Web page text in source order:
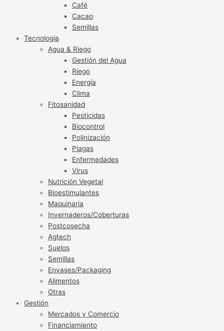
Café
Cacao
Semillas
Tecnología
Agua & Riego
Gestión del Agua
Riego
Energía
Clima
Fitosanidad
Pesticidas
Biocontrol
Polinización
Plagas
Enfermedades
Virus
Nutrición Vegetal
Bioestimulantes
Maquinaria
Invernaderos/Coberturas
Postcosecha
Agtech
Suelos
Semillas
Envases/Packaging
Alimentos
Otras
Gestión
Mercados y Comercio
Financiamiento